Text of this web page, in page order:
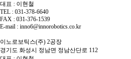
대표 : 이현철
TEL : 031-378-6640
FAX : 031-376-1539
E-mail : inno6@innorobotics.co.kr
이노로보틱스(주) 2공장
경기도 화성시 정남면 정남산단로 112